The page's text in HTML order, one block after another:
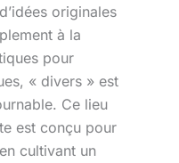
originales
à la
pour
« divers » est
Ce lieu
est conçu pour
cultivant un